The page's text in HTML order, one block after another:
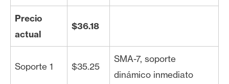
Precio
actual
$36.18
Soporte 1 $35.25
SMA-7, soporte
dinámico inmediato